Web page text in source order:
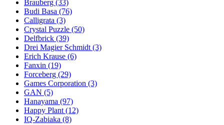
Brauberg (33)
Budi Basa (76)
Calligrata (3)
Crystal Puzzle (50)
Delfbrick (39)
Drei Magier Schmidt (3)
Erich Krause (6)
Fanxin (19)
Forceberg (29)
Games Corporation (3)
GAN (5)
Hanayama (97)
Happy Plant (12)
IQ-Zabiaka (8)